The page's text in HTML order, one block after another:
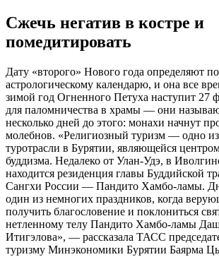
Сжечь негатив в костре и
помедитировать
Дату «второго» Нового года определяют
астрологическому календарю, и она все
зимой год Огненного Петуха наступит 27
для паломничества в храмы — они
несколько дней до этого: монахи начнут
молебнов. «Религиозный туризм — одно
туротрасли в Бурятии, являющейся
буддизма. Недалеко от Улан-Удэ, в
находится резиденция главы Буддийской
Сангхи России — Пандито Хамбо-ламы.
один из немногих праздников, когда
получить благословение и поклониться
нетленному телу Пандито Хамбо-ламы
Итигэлова», — рассказала ТАСС
туризму Минэкономики Бурятии Баярма